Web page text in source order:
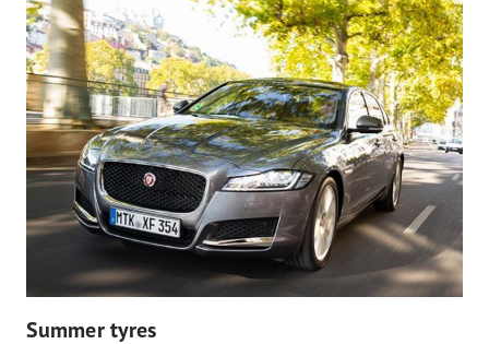
Summer tyres